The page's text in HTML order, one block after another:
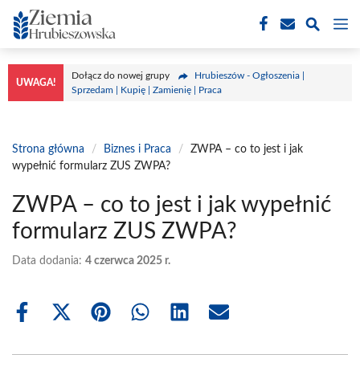
Przejdź
do
treści
UWAGA!
Dołącz do nowej grupy
Hrubieszów - Ogłoszenia |
Sprzedam | Kupię | Zamienię | Praca
Strona główna / Biznes i Praca /
ZWPA – co to jest i jak
wypełnić formularz ZUS ZWPA?
ZWPA – co to jest i jak wypełnić
formularz ZUS ZWPA?
Data dodania: 4 czerwca 2025 r.
Share
Share
(Twitter)
Share Share Share Share